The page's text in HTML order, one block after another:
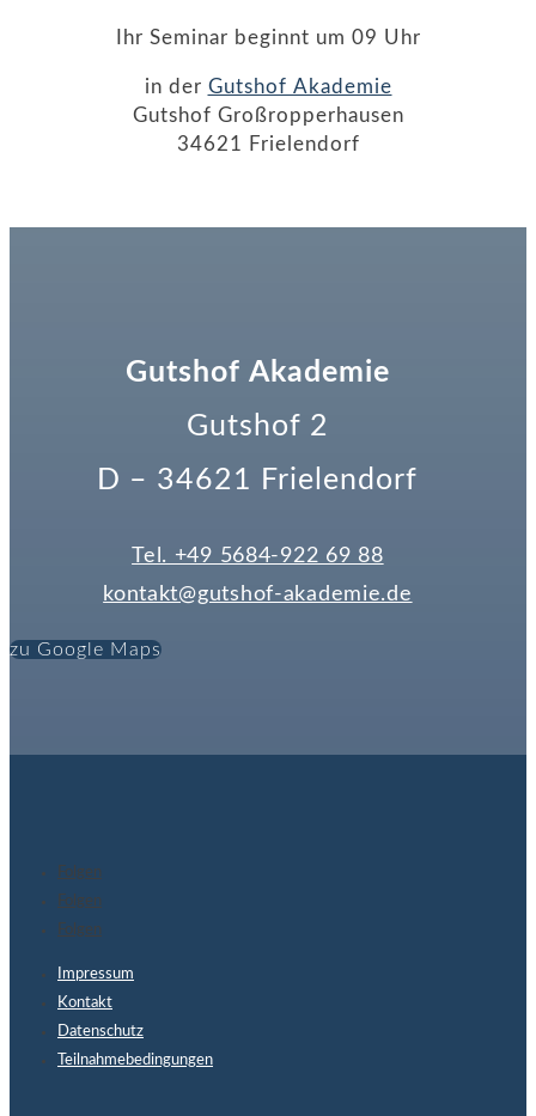
Ihr Seminar beginnt um 09 Uhr
in der Gutshof Akademie
Gutshof Großropperhausen
34621 Frielendorf
Gutshof Akademie
Gutshof 2
D – 34621 Frielendorf
Tel. +49 5684-922 69 88
kontakt@gutshof-akademie.de
zu Google Maps
Folgen
Folgen
Folgen
Impressum
Kontakt
Datenschutz
Teilnahmebedingungen